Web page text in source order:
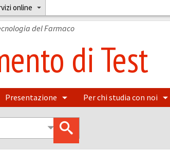
online
del Farmaco
di Test
Presentazione Per chi studia con noi